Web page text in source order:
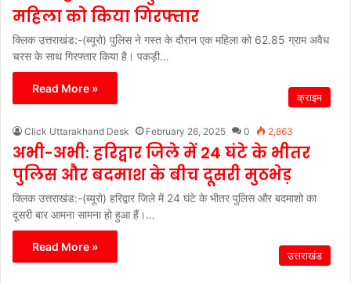
महिला को किया गिरफ्तार
क्लिक उत्तराखंड:-(ब्यूरो) पुलिस ने गस्त के दौरान एक महिला को 62.85 ग्राम अवैध
चरस के साथ गिरफ्तार किया है। पकड़ी…
Read More »
क्राइम
Click Uttarakhand Desk February 26, 2025 0 2,863
अभी-अभी: हरिद्वार जिले में 24 घंटे के भीतर
पुलिस और बदमाश के बीच दूसरी मुठभेड़
क्लिक उत्तराखंड:-(ब्यूरो) हरिद्वार जिले में 24 घंटे के भीतर पुलिस और बदमाशो का
दूसरी बार आमना सामना हो हुआ हैं।…
Read More »
उत्तराखंड